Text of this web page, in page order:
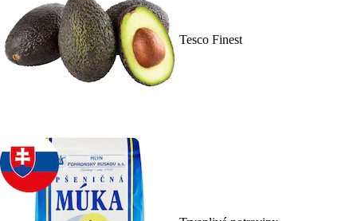
Tesco Finest